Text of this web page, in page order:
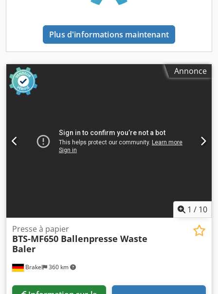
Dimensions de la machine : 2630 H x 1560 L x 1030 P mm
mm Ouverture de remplissage : 975 L x 470 H mm Temps
de pressage : 40 secondes Moteur : 2,2 kW 16 Amp
Alimentation électrique : 220 - 240 V (1 phase) Niveau
Éjecteur de balles pour le retrait des balles Reteneur pour
réduire le retour élastique du matériau Dispositif de
maintien pour feuillard de cerclage Un produit de qualité
"Made in Europe Csdjvaituspfx Airoha Convient pour le
annuelle avec contrôle UVV Couleur de la machine selon
RAL Commande PLC avec cycle de pressage automatique,
indicateur de balle prête et E-stop avec clé Porte verticale
Presse à balles de déchets, Presse pour déchets, Presse
pour matériaux recyclables, Compacteur de déchets,
Presse pour déchets résiduels
Plus d'informations maintenant
Annonce
1 / 10
Brakel 360 km
Presse à papier
BTS-MF650 Ballenpresse Waste
Baler